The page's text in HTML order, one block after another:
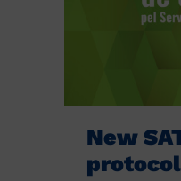
New
protocol